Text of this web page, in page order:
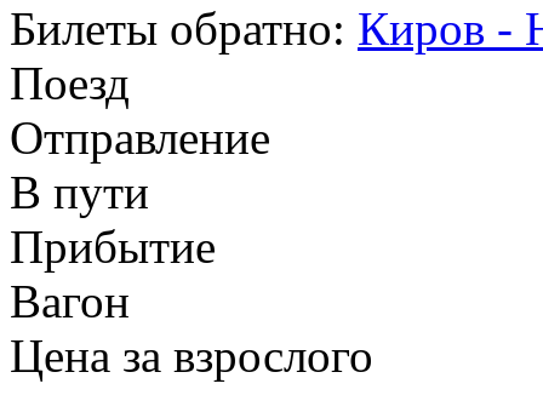
Билеты обратно: Киров -
Поезд
Отправление
В пути
Прибытие
Вагон
Цена за взрослого